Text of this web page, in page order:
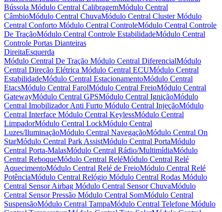
Bússola Módulo Central CalibragemMódulo Central
CâmbioMódulo Central ChuvaMódulo Central ClusterMódulo
Central Conforto Módulo Central ControleMódulo Central Controle
De TraçãoMódulo Central Controle EstabilidadeMódulo Central
Controle Portas Dianteiras
DireitaEsquerda
Módulo Central De Tração Módulo Central DiferencialMódulo
Central Direção Elétrica Módulo Central ECUMódulo Central
EstabilidadeMódulo Central EstacionamentoMódulo Central
EtacsMódulo Central FarolMódulo Central FreioMódulo Central
GatewayMódulo Central GPSMódulo Central IgniçãoMódulo
Central Imobilizador Anti Furto Módulo Central InjeçãoMódulo
Central Interface Módulo Central KeylessMódulo Central
LimpadorMódulo Central LockMódulo Central
Luzes/IluminaçãoMódulo Central NavegaçãoMódulo Central On
StarMódulo Central Park AssistMódulo Central PortaMódulo
Central Porta-MalasMódulo Central Rádio/MultimídiaMódulo
Central ReboqueMódulo Central ReléMódulo Central Relé
AquecimentoMódulo Central Relé de FreioMódulo Central Relé
PotênciaMódulo Central Relógio Módulo Central Rodas Módulo
Central Sensor Airbag Módulo Central Sensor ChuvaMódulo
Central Sensor Pressão Módulo Central SomMódulo Central
SuspensãoMódulo Central TampaMódulo Central Telefone Módulo